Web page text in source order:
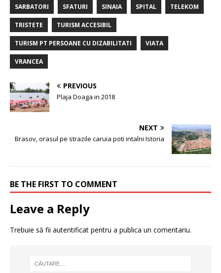
SARBATORI SFATURI SINAIA SPITAL TELEKOM
TRISTETE TURISM ACCESIBIL
TURISM PT PERSOANE CU DIZABILITATI VIATA
VRANCEA
PREVIOUS
Plaja Doaga in 2018
NEXT
Brasov, orasul pe strazile caruia poti intalni Istoria
BE THE FIRST TO COMMENT
Leave a Reply
Trebuie să fii autentificat pentru a publica un comentariu.